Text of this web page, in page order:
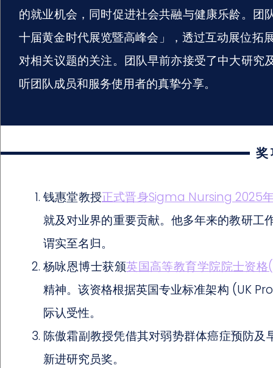
的就业机会，同时促进社会共融与健康乐龄。
十届黄金时代展览暨高峰会」，透过互动展位拓
对相关议题的关注。团队早前亦接受了中大研究
听团队成员和服务使用者的真挚分享。
钱惠堂教授正式晋身Sigma Nursing 2025
就及对业界的重要贡献。他多年来的教研工
谓实至名归。
杨咏恩博士获颁英国高等教育学院院士资格
精神。该资格根据英国专业标准架构 (UK
际认受性。
陈傲霜副教授凭借其对弱势群体癌症预防
新进研究员奖。